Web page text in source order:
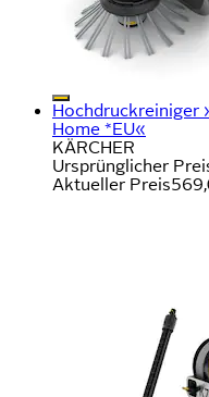
Hochdruckreiniger
Home *EU«
KÄRCHER
Ursprünglicher
Aktueller Preis